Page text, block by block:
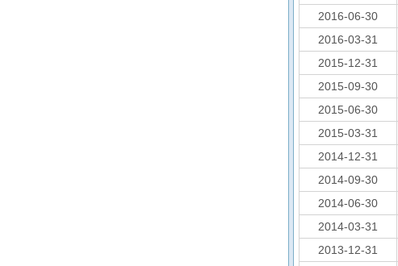
2016-06-30
2016-03-31
2015-12-31
2015-09-30
2015-06-30
2015-03-31
2014-12-31
2014-09-30
2014-06-30
2014-03-31
2013-12-31